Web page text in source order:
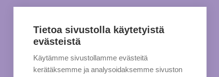
Tietoa sivustolla käytetyistä
evästeistä
Käytämme sivustollamme evästeitä
kerätäksemme ja analysoidaksemme sivuston